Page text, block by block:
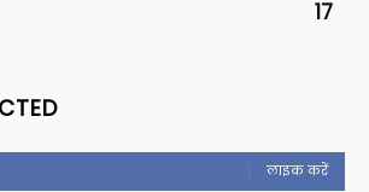
17
लाइक करें